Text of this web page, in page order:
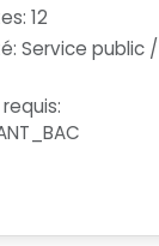
12
Service public /